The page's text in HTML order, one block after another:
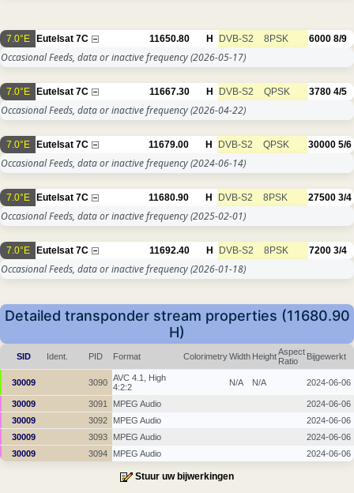
7.0°E Eutelsat 7C 11650.80 H DVB-S2 8PSK 6000 8/9
Occasional Feeds, data or inactive frequency(2026-05-17)
7.0°E Eutelsat 7C 11667.30 H DVB-S2 QPSK 3780 4/5
Occasional Feeds, data or inactive frequency(2026-04-22)
7.0°E Eutelsat 7C 11679.00 H DVB-S2 QPSK 30000 5/6
Occasional Feeds, data or inactive frequency(2024-06-14)
7.0°E Eutelsat 7C 11680.90 H DVB-S2 8PSK 27500 3/4
Occasional Feeds, data or inactive frequency(2025-02-01)
7.0°E Eutelsat 7C 11692.40 H DVB-S2 8PSK 7200 3/4
Occasional Feeds, data or inactive frequency(2026-01-18)
Detailed transponder stream properties (11680.90
H)
SID Ident. PID Format ColorimetryWidth HeightAspect
Ratio
Bijgewerkt
30009 3090 AVC 4.1, High
4:2:2
N/A N/A 2024-06-06
30009 3091 MPEG Audio
2024-06-06
30009
3092 MPEG Audio
2024-06-06
30009
3093 MPEG Audio
2024-06-06
30009
3094 MPEG Audio 2024-06-06
Stuur uw bijwerkingen